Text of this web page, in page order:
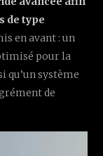
de type
en avant : un
pour la
qu’un système
de